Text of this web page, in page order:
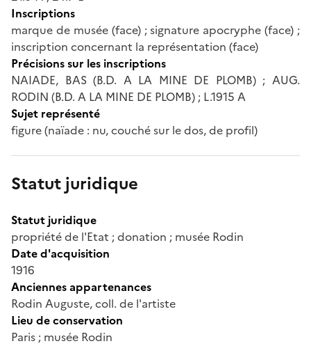
Inscriptions
marque de musée (face) ; signature apocryphe (face) ;
inscription concernant la représentation (face)
Précisions sur les inscriptions
NAIADE, BAS (B.D. A LA MINE DE PLOMB) ; AUG.
RODIN (B.D. A LA MINE DE PLOMB) ; L.1915 A
Sujet représenté
figure (naïade : nu, couché sur le dos, de profil)
Statut juridique
Statut juridique
propriété de l'Etat ; donation ; musée Rodin
Date d'acquisition
1916
Anciennes appartenances
Rodin Auguste, coll. de l'artiste
Lieu de conservation
Paris ; musée Rodin